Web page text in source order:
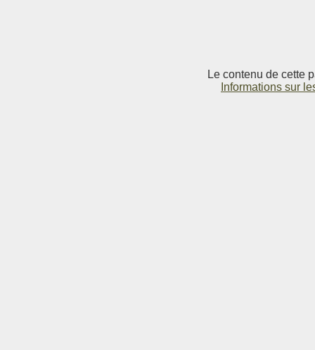
Le contenu de cette
Informations sur